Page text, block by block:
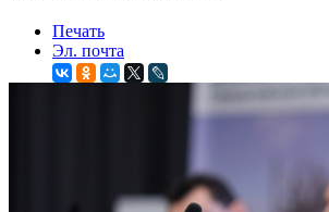
Печать
Эл. почта